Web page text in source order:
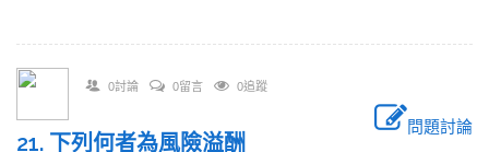
0討論 0留言 0追蹤
問題討論
21. 下列何者為風險溢酬